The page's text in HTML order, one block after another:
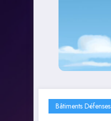
Bâtiments Défenses